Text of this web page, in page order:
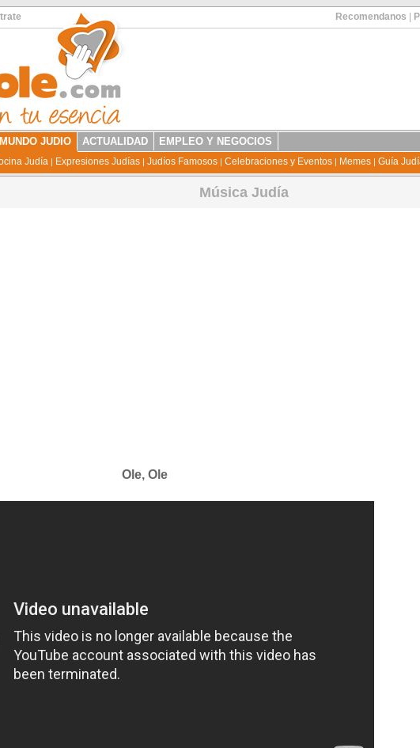
Recomendanos
MUNDO JUDIO ACTUALIDAD EMPLEO Y NEGOCIOS
Judía | Expresiones Judías | Judíos Famosos | Celebraciones y Eventos | Memes | Guía
Música Judía
Ole, Ole